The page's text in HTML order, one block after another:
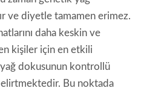
ve diyetle tamamen erimez.
daha keskin ve
kişiler için en etkili
dokusunun kontrollü
Bu noktada